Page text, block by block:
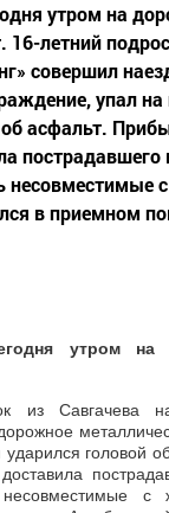
утром на
16-летний
совершил
упал
об асфальт.
пострадавшего
несовместимые
в приемном
утром на
из Савгачева
ударился головой
с